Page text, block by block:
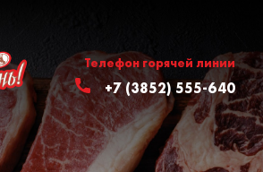
Телефон горячей линии
+7 (3852) 555-640